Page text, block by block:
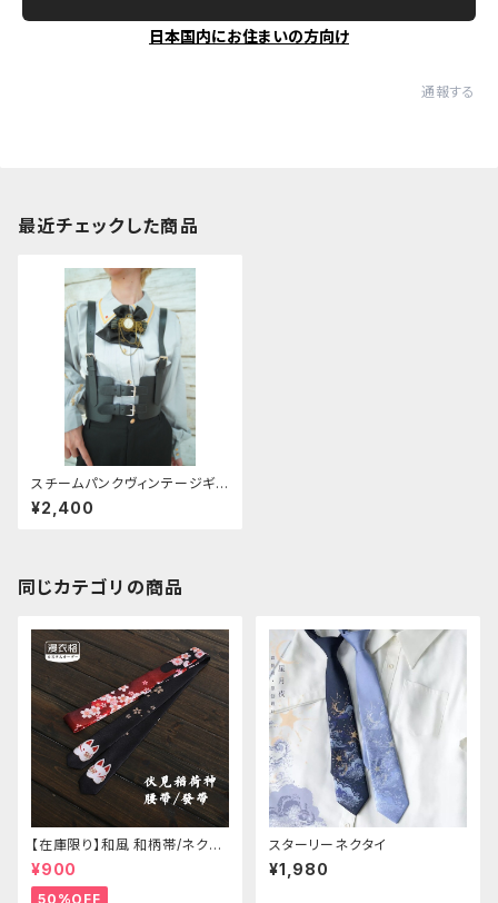
日本国内にお住まいの方向け
通報する
最近チェックした商品
スチームパンクヴィンテージギア
ネクタイ
¥2,400
同じカテゴリの商品
【在庫限り】和風 和柄帯/ネクタ
イ/リボン（狐面/金魚
¥900
50%OFF
スターリーネクタイ
¥1,980